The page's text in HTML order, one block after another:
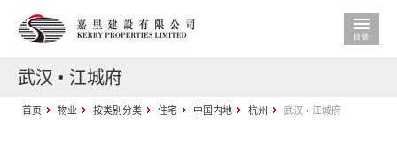
武汉 • 江城府
首页 物业 按类别分类 住宅 中国内地 杭州 武汉 • 江城府